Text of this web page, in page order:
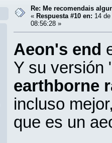
Re: Me recomendais
« Respuesta #10 en: 14
08:56:28 »
Aeon's end
Y su versión
earthborne
incluso
que es un